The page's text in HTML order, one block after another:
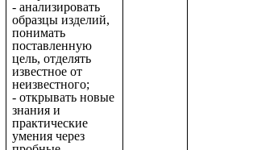
- анализировать
образцы изделий,
понимать
поставленную
цель, отделять
известное от
неизвестного;
- открывать новые
знания и
практические
умения через